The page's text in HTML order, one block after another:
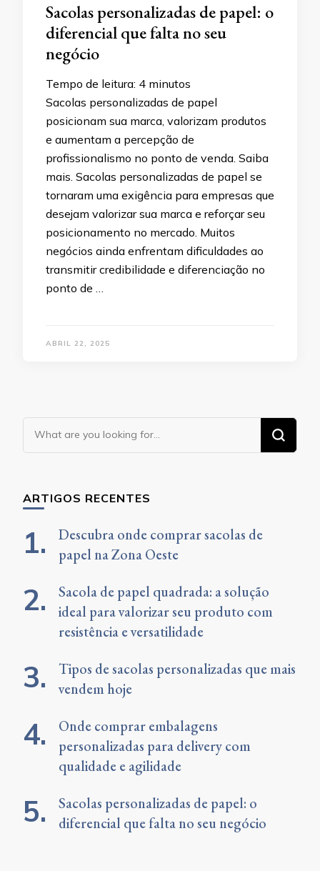
Sacolas personalizadas de papel: o
diferencial que falta no seu
negócio
Tempo de leitura: 4 minutos
Sacolas personalizadas de papel
posicionam sua marca, valorizam produtos
e aumentam a percepção de
profissionalismo no ponto de venda. Saiba
mais. Sacolas personalizadas de papel se
tornaram uma exigência para empresas que
desejam valorizar sua marca e reforçar seu
posicionamento no mercado. Muitos
negócios ainda enfrentam dificuldades ao
transmitir credibilidade e diferenciação no
ponto de …
ABRIL 22, 2025
Looking
for
ARTIGOS RECENTES
Descubra onde comprar sacolas de
papel na Zona Oeste
Sacola de papel quadrada: a solução
ideal para valorizar seu produto com
resistência e versatilidade
Tipos de sacolas personalizadas que mais
vendem hoje
Onde comprar embalagens
personalizadas para delivery com
qualidade e agilidade
Sacolas personalizadas de papel: o
diferencial que falta no seu negócio